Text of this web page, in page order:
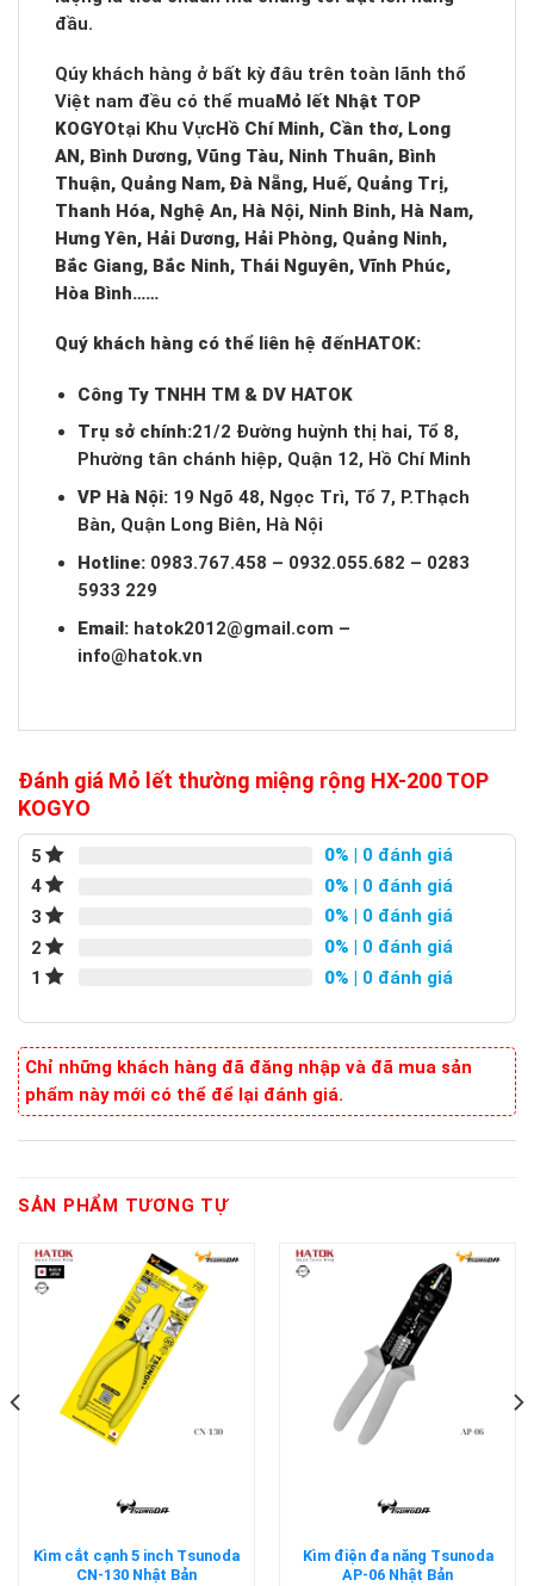
đầu.
Qúy khách hàng ở bất kỳ đâu trên toàn lãnh thổ
Việt nam đều có thể muaMỏ lết Nhật TOP
KOGYOtại Khu VựcHồ Chí Minh, Cần thơ, Long
AN, Bình Dương, Vũng Tàu, Ninh Thuân, Bình
Thuận, Quảng Nam, Đà Nẵng, Huế, Quảng Trị,
Thanh Hóa, Nghệ An, Hà Nội, Ninh Binh, Hà Nam,
Hưng Yên, Hải Dương, Hải Phòng, Quảng Ninh,
Bắc Giang, Bắc Ninh, Thái Nguyên, Vĩnh Phúc,
Hòa Bình……
Quý khách hàng có thể liên hệ đếnHATOK:
Công Ty TNHH TM & DV HATOK
Trụ sở chính:21/2 Đường huỳnh thị hai, Tổ 8,
Phường tân chánh hiệp, Quận 12, Hồ Chí Minh
VP Hà Nội: 19 Ngõ 48, Ngọc Trì, Tổ 7, P.Thạch
Bàn, Quận Long Biên, Hà Nội
Hotline: 0983.767.458 – 0932.055.682 – 0283
5933 229
Email: hatok2012@gmail.com –
info@hatok.vn
Đánh giá Mỏ lết thường miệng rộng HX-200 TOP
KOGYO
5 0% | 0 đánh giá
4
0% | 0 đánh giá
3
0% | 0 đánh giá
2
0% | 0 đánh giá
1
0% | 0 đánh giá
Chỉ những khách hàng đã đăng nhập và đã mua sản
phẩm này mới có thể để lại đánh giá.
SẢN PHẨM TƯƠNG TỰ
Kìm cắt cạnh 5 inch Tsunoda
CN-130 Nhật Bản
Kìm điện đa năng Tsunoda
AP-06 Nhật Bản